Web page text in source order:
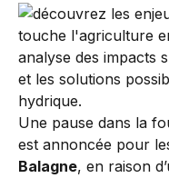
Une pause dans la
est annoncée pour
Balagne, en raison